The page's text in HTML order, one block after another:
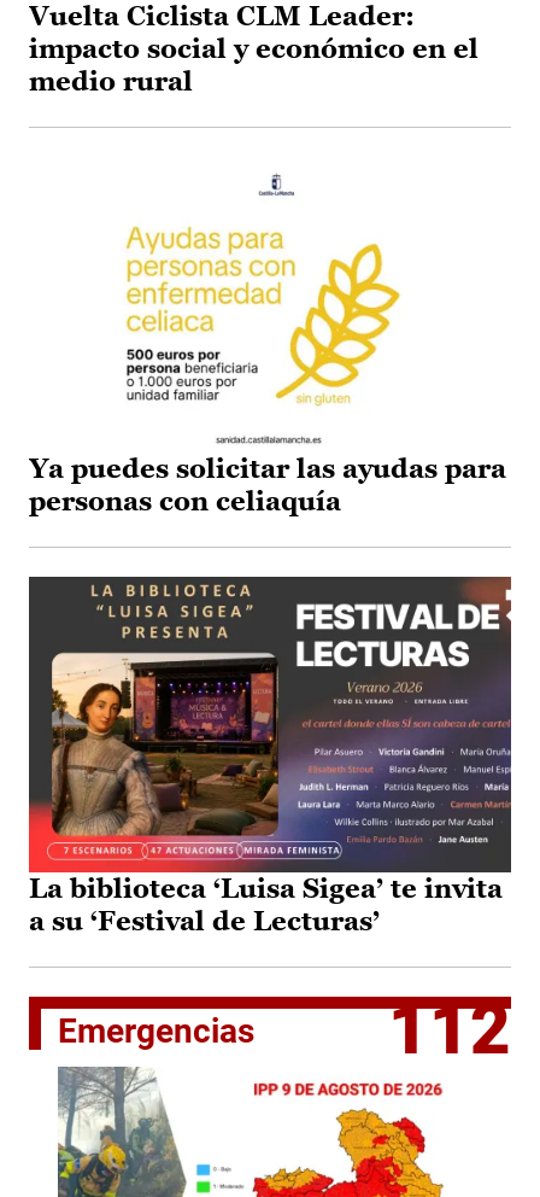
Vuelta Ciclista CLM Leader:
impacto social y económico en el
medio rural
Ya puedes solicitar las ayudas para
personas con celiaquía
La biblioteca ‘Luisa Sigea’ te invita
a su ‘Festival de Lecturas’
Emergencias 112